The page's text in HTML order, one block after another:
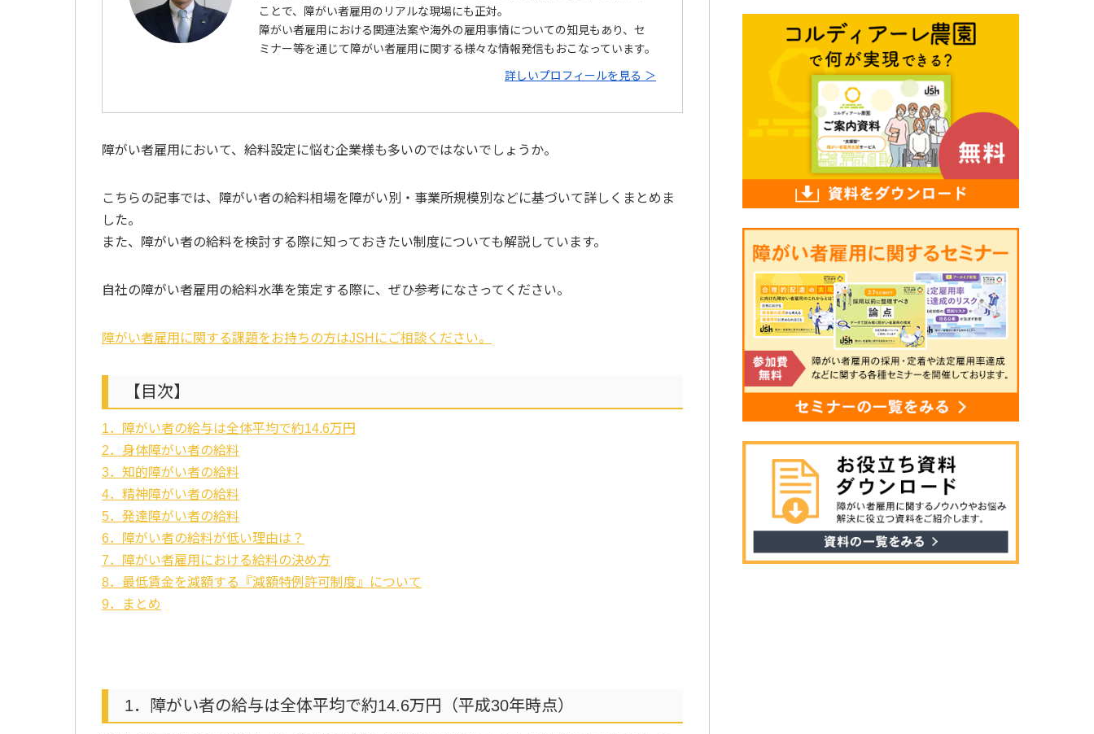
ことで、障がい者雇用のリアルな現場にも正対。
障がい者雇用における関連法案や海外の雇用事情についての知見もあり、セ
ミナー等を通じて障がい者雇用に関する様々な情報発信もおこなっています。
詳しいプロフィールを見る ＞
障がい者雇用において、給料設定に悩む企業様も多いのではないでしょうか。
こちらの記事では、障がい者の給料相場を障がい別・事業所規模別などに基づいて詳しくまとめま
した。
また、障がい者の給料を検討する際に知っておきたい制度についても解説しています。
自社の障がい者雇用の給料水準を策定する際に、ぜひ参考になさってください。
障がい者雇用に関する課題をお持ちの方はJSHにご相談ください。
【目次】
1．障がい者の給与は全体平均で約14.6万円
2．身体障がい者の給料
3．知的障がい者の給料
4．精神障がい者の給料
5．発達障がい者の給料
6．障がい者の給料が低い理由は？
7．障がい者雇用における給料の決め方
8．最低賃金を減額する『減額特例許可制度』について
9．まとめ
1．障がい者の給与は全体平均で約14.6万円（平成30年時点）